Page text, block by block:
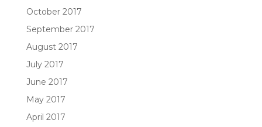
October 2017
September 2017
August 2017
July 2017
June 2017
May 2017
April 2017